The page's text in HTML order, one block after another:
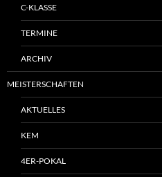
C-KLASSE
TERMINE
ARCHIV
MEISTERSCHAFTEN
AKTUELLES
KEM
4ER-POKAL